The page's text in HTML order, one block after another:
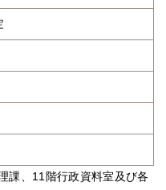
課、11階行政資料室及び各